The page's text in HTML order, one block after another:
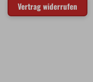
Vertrag widerrufen